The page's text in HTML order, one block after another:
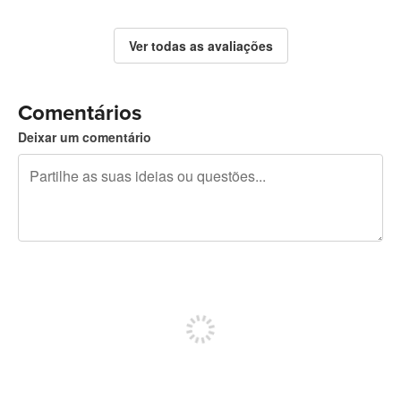
Ver todas as avaliações
Comentários
Deixar um comentário